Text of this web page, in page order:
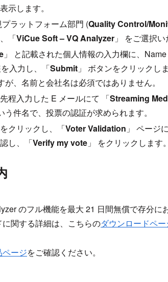
示します。
ラットフォーム部門 (Quality Control/
「ViCue Soft – VQ Analyzer 」 をご選択い
」 と記載された個人情報の入力欄に、
入力し、「Submit 」 ボタンをクリックしま
、名前と会社名は必須ではありません。
程入力した E メールにて 「Streaming
う件名で、投票の認証が求められます。
クリックし、「Voter Validation 」 ページ
し、「Verify my vote 」 をクリックします。
のフル機能を最大 21 日間無償で存分に
関する詳細は、こちらのダウンロードペー
ページをご確認ください。